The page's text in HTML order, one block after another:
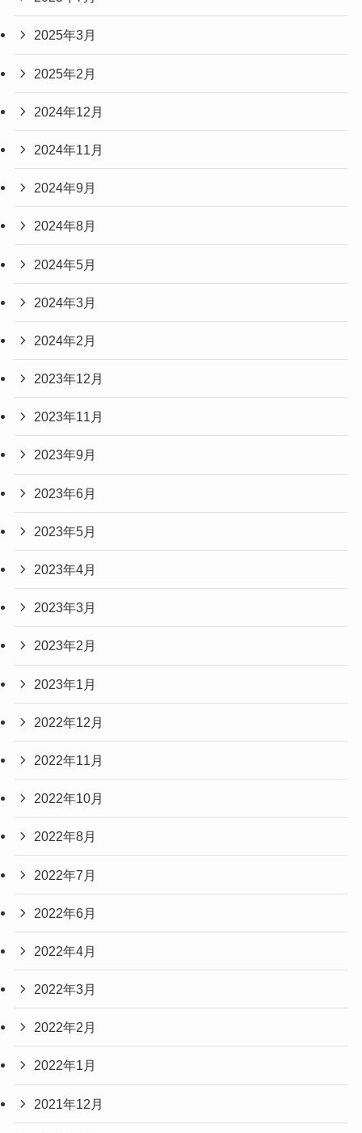
2025年3月
2025年2月
2024年12月
2024年11月
2024年9月
2024年8月
2024年5月
2024年3月
2024年2月
2023年12月
2023年11月
2023年9月
2023年6月
2023年5月
2023年4月
2023年3月
2023年2月
2023年1月
2022年12月
2022年11月
2022年10月
2022年8月
2022年7月
2022年6月
2022年4月
2022年3月
2022年2月
2022年1月
2021年12月